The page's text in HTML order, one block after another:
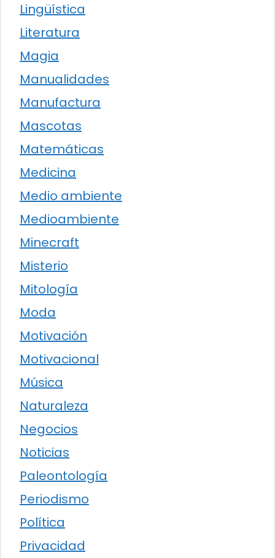
Lingüística
Literatura
Magia
Manualidades
Manufactura
Mascotas
Matemáticas
Medicina
Medio ambiente
Medioambiente
Minecraft
Misterio
Mitología
Moda
Motivación
Motivacional
Música
Naturaleza
Negocios
Noticias
Paleontología
Periodismo
Política
Privacidad